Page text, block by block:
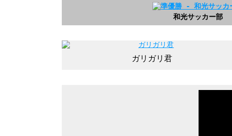
和光サッカー部
ガリガリ君